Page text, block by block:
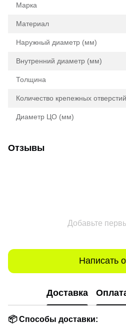
Марка
Материал
Наружный диаметр (мм)
Внутренний диаметр (мм)
Толщина
Количество крепежных отверстий
Диаметр ЦО (мм)
Отзывы
Добавьте
Написать
Доставка
📦 Способы доставки: